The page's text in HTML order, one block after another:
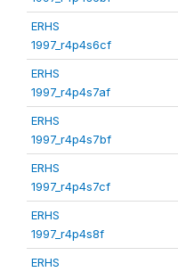
ERHS
1997_r4p4s6cf
ERHS
1997_r4p4s7af
ERHS
1997_r4p4s7bf
ERHS
1997_r4p4s7cf
ERHS
1997_r4p4s8f
ERHS